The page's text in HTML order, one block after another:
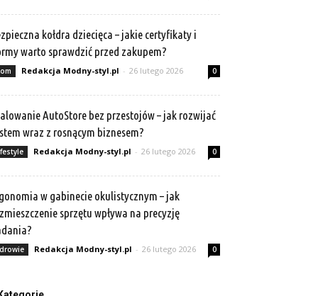
kołdra dziecięca – jakie certyfikaty i
warto sprawdzić przed zakupem?
Redakcja Modny-styl.pl - 26 lutego 2026 0
AutoStore bez przestojów – jak rozwijać
wraz z rosnącym biznesem?
Redakcja Modny-styl.pl - 26 lutego 2026 0
w gabinecie okulistycznym – jak
sprzętu wpływa na precyzję
Redakcja Modny-styl.pl - 26 lutego 2026 0